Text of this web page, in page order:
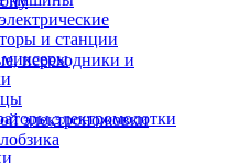
переходники и
электроножовки
и станции
миксеры